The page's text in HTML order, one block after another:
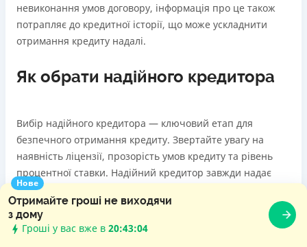
Нове
Отримайте гроші не виходячи
з дому
Гроші у вас вже в 20:43:06
невиконання умов договору, інформація про це також
потрапляє до кредитної історії, що може ускладнити
отримання кредиту надалі.
Як обрати надійного кредитора
Вибір надійного кредитора — ключовий етап для
безпечного отримання кредиту. Звертайте увагу на
наявність ліцензії, прозорість умов кредиту та рівень
процентної ставки. Надійний кредитор завжди надає
чітку інформацію про всі умови, не приховує додаткових
платежів і забезпечує якісну підтримку клієнтів. Перед
оформленням кредиту варто ознайомитися з відгуками
інших користувачів та перевірити, чи зареєстрований